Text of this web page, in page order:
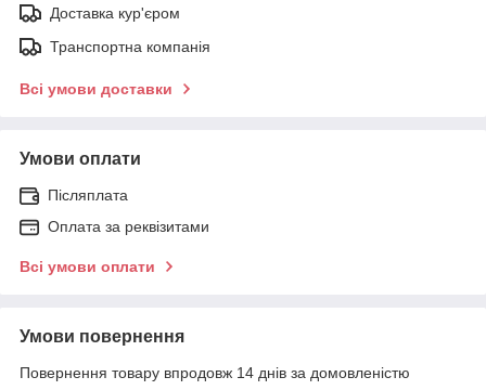
Доставка кур'єром
Транспортна компанія
Всі умови доставки
Умови оплати
Післяплата
Оплата за реквізитами
Всі умови оплати
Умови повернення
Повернення товару впродовж 14 днів за домовленістю